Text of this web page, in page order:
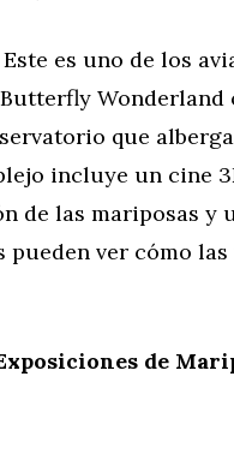
Este es uno de los
que
incluye un cine
de las mariposas y
ver cómo
de